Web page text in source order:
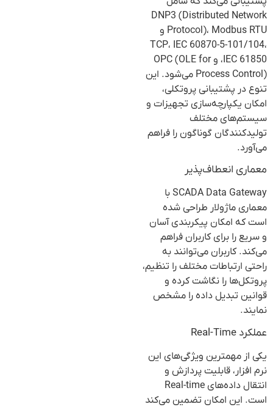
DNP3 (Distributed Network
Protocol)، Modbus RTU و
TCP، IEC 60870-5-101/104،
IEC 61850، و OPC (OLE for
Process Control) می‌شود. این
تنوع در پشتیبانی پروتکلی،
امکان یکپارچه‌سازی تجهیزات و
سیستم‌های مختلف
تولیدکنندگان گوناگون را فراهم
می‌آورد.
معماری انعطاف‌پذیر
SCADA Data Gateway با
معماری ماژولار طراحی شده
است که امکان پیکربندی آسان
و سریع را برای کاربران فراهم
می‌کند. کاربران می‌توانند به
راحتی ارتباطات مختلف را تنظیم،
پروتکل‌ها را نگاشت کرده و
قوانین تبدیل داده را مشخص
نمایند.
عملکرد Real-Time
یکی از مهمترین ویژگی‌های این
نرم افزار، قابلیت پردازش و
انتقال داده‌های Real-time
است. این امکان تضمین می‌کند